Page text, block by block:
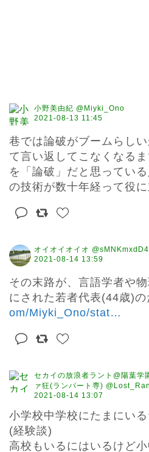
小野美由紀 @Miyki_Ono
2021-08-13 11:45
巷では論破がブームらし
て言い返してこなくなる
を「論破」だと思ってい
の技術が数十年経って役に
オイオイオイオ
2021-08-14 13:59
その末路が、言語学者や
にされた若者代表(44歳)
om/Miyki_Ono/stat…
セカイの放浪者ラント@陽葉学
ァ狂(ランパート専)
2021-08-14 13:07
小学校中学校にたまにい
(経験談)